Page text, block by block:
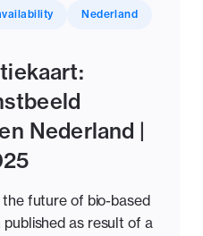
Nederland
Nederland |
future of bio-based
as result of a